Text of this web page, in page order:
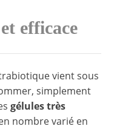
efficace
vient sous
simplement
gélules très
nombre varié en